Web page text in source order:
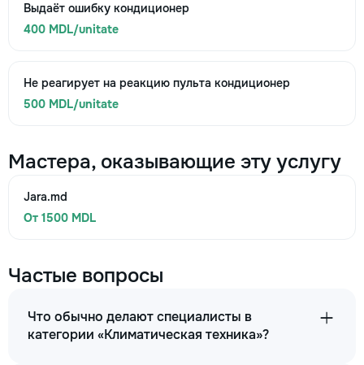
Выдаёт ошибку кондиционер
400 MDL/unitate
Не реагирует на реакцию пульта кондиционер
500 MDL/unitate
Мастера, оказывающие эту услугу
Jara.md
От 1500 MDL
Частые вопросы
Что обычно делают специалисты в
категории «Климатическая техника»?